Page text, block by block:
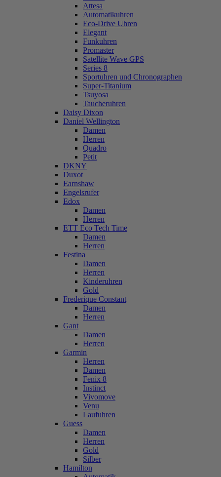
Attesa
Automatikuhren
Eco-Drive Uhren
Elegant
Funkuhren
Promaster
Satellite Wave GPS
Series 8
Sportuhren und Chronographen
Super-Titanium
Tsuyosa
Taucheruhren
Daisy Dixon
Daniel Wellington
Damen
Herren
Quadro
Petit
DKNY
Duxot
Earnshaw
Engelsrufer
Edox
Damen
Herren
ETT Eco Tech Time
Damen
Herren
Festina
Damen
Herren
Kinderuhren
Gold
Frederique Constant
Damen
Herren
Gant
Damen
Herren
Garmin
Herren
Damen
Fenix 8
Instinct
Vivomove
Venu
Laufuhren
Guess
Damen
Herren
Gold
Silber
Hamilton